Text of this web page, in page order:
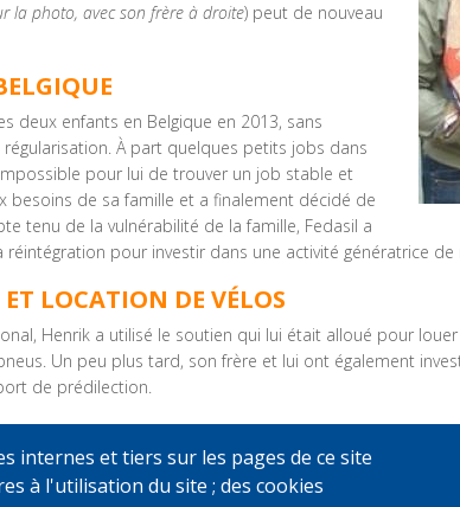
la photo, avec son frère à droite) peut de nouveau
deux enfants en Belgique en 2013, sans
À part quelques petits jobs dans
pour lui de trouver un job stable et
besoins de sa famille et a finalement décidé de
tenu de la vulnérabilité de la famille, Fedasil a
pour investir dans une activité génératrice de
LOCATION DE VÉLOS
Henrik a utilisé le soutien qui lui était alloué pour
Un peu plus tard, son frère et lui ont également
de prédilection.
internes et tiers sur les pages de ce site
à l'utilisation du site ; des cookies